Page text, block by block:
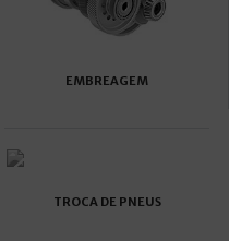
EMBREAGEM
TROCA DE PNEUS